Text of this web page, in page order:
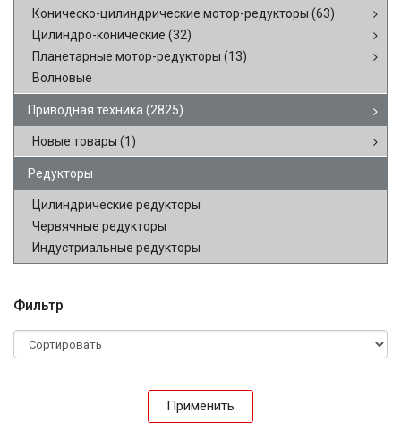
Коническо-цилиндрические мотор-редукторы (63)
Цилиндро-конические (32)
Планетарные мотор-редукторы (13)
Волновые
Приводная техника (2825)
Новые товары (1)
Редукторы
Цилиндрические редукторы
Червячные редукторы
Индустриальные редукторы
Фильтр
Применить